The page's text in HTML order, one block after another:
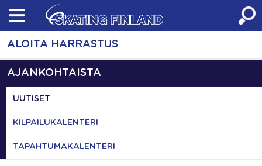
Skip
content
ALOITA HARRASTUS
AJANKOHTAISTA
UUTISET
KILPAILUKALENTERI
TAPAHTUMAKALENTERI